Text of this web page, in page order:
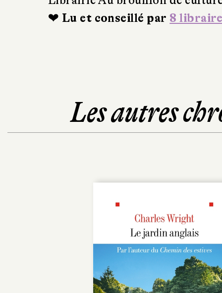
❤ Lu et conseillé par 8
Les autres